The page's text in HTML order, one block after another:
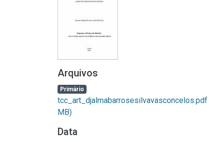
Arquivos
Primário
tcc_art_djalmabarrosesilvavasconcelos.pdf
MB)
Data